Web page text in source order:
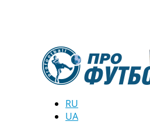
RU
UA